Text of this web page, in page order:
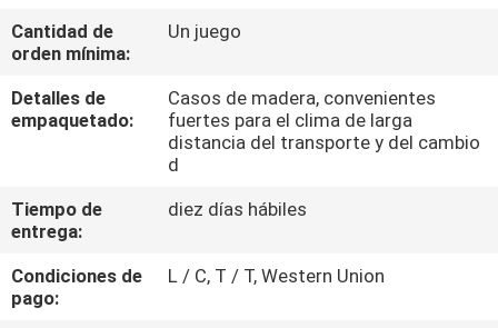
CONTROL
CALIDAD
EN
CONTACTO
CON
Cantidad de
orden mínima:
Un juego
Detalles de
empaquetado:
Casos de madera, convenientes
fuertes para el clima de larga
distancia del transporte y del cambio
d
Tiempo de
entrega:
diez días hábiles
Condiciones de
pago:
L / C, T / T, Western Union